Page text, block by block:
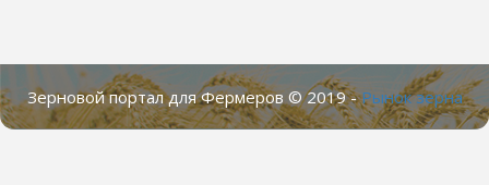
Зерновой портал для Фермеров © 2019 -Рынок зерна